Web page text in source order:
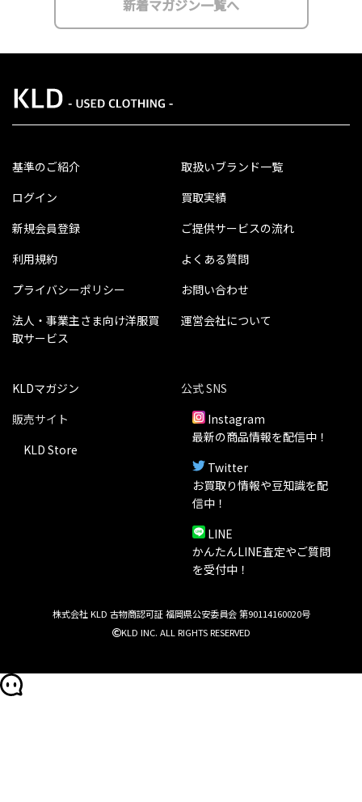
新着マガジン一覧へ
基準のご紹介
ログイン
新規会員登録
利用規約
プライバシーポリシー
法人・事業主さま向け洋服買
取サービス
取扱いブランド一覧
買取実績
ご提供サービスの流れ
よくある質問
お問い合わせ
運営会社について
KLDマガジン
販売サイト
KLD Store
公式 SNS
Instagram
最新の商品情報を配信中！
Twitter
お買取り情報や豆知識を配
信中！
LINE
かんたんLINE査定やご質問
を受付中！
株式会社 KLD 古物商認可証 福岡県公安委員会 第90114160020号
KLD INC. ALL RIGHTS RESERVED